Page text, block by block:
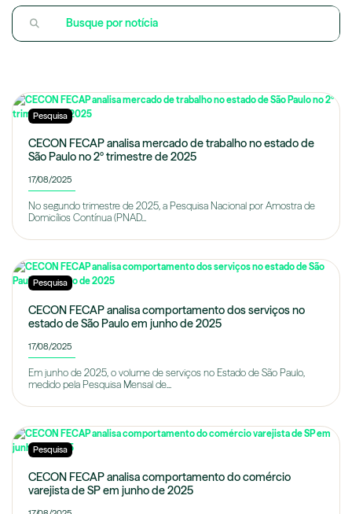
Pesquisa
CECON FECAP analisa mercado de trabalho no estado de
São Paulo no 2º trimestre de 2025
17/08/2025
No segundo trimestre de 2025, a Pesquisa Nacional por Amostra de
Domicílios Contínua (PNAD...
Pesquisa
CECON FECAP analisa comportamento dos serviços no
estado de São Paulo em junho de 2025
17/08/2025
Em junho de 2025, o volume de serviços no Estado de São Paulo,
medido pela Pesquisa Mensal de...
Pesquisa
CECON FECAP analisa comportamento do comércio
varejista de SP em junho de 2025